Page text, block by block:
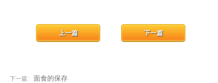
下一篇: 面食的保存
下一篇
上一篇